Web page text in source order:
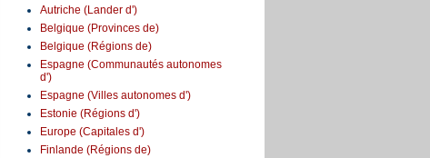
Autriche (Lander d')
Belgique (Provinces de)
Belgique (Régions de)
Espagne (Communautés autonomes
d')
Espagne (Villes autonomes d')
Estonie (Régions d')
Europe (Capitales d')
Finlande (Régions de)